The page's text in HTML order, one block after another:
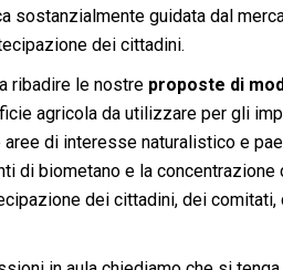
sostanzialmente guidata dal
dei cittadini.
ribadire le nostre proposte di
agricola da utilizzare per gli
di interesse naturalistico e
di biometano e la
dei cittadini, dei